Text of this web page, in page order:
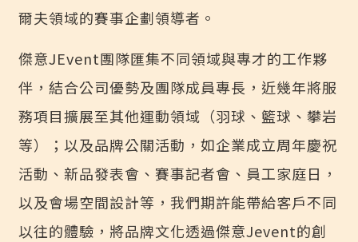
爾夫領域的賽事企劃領導者。
傑意JEvent團隊匯集不同領域與專才的工作夥
伴，結合公司優勢及團隊成員專長，近幾年將服
務項目擴展至其他運動領域（羽球、籃球、攀岩
等）；以及品牌公關活動，如企業成立周年慶祝
活動、新品發表會、賽事記者會、員工家庭日，
以及會場空間設計等，我們期許能帶給客戶不同
以往的體驗，將品牌文化透過傑意Jevent的創